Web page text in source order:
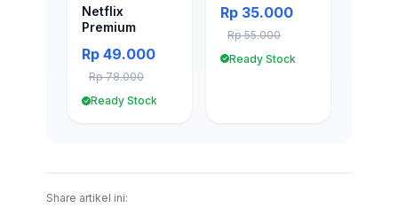
Netflix
Premium
Rp 49.000
Rp 78.000
Ready Stock
Rp 35.000
Rp 55.000
Ready Stock
Share artikel ini: